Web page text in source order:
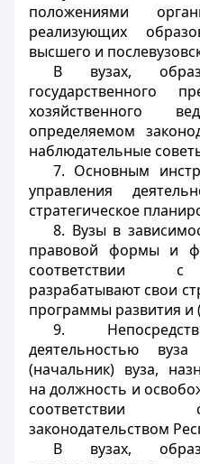
положениями
реализующих
высшего и
В вузах,
государственного
хозяйственного
определяемом
наблюдательные
7. Основным
управления
стратегическое
8. Вузы в
правовой формы и
соответствии с
разрабатывают свои
программы развития и
9.
деятельностью
(начальник) вуза,
на должность и
законодательством
В вузах,